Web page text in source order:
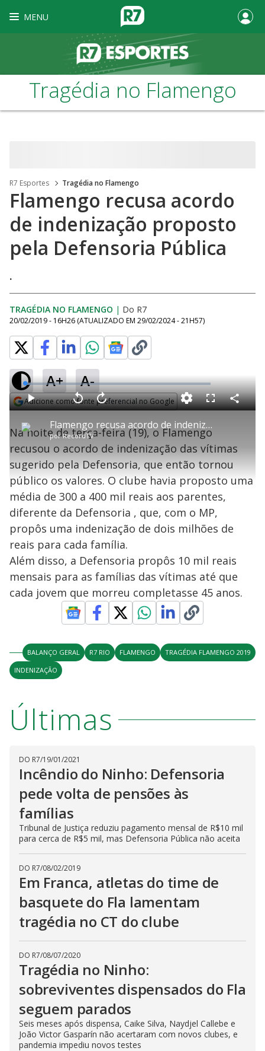
MENU
Tragédia no Flamengo
R7 Esportes Tragédia no Flamengo
Flamengo recusa acordo
de indenização proposto
pela Defensoria Pública
.
TRAGÉDIA NO FLAMENGO | Do R7
20/02/2019 - 16H26 (ATUALIZADO EM 29/02/2024 - 21H57)
A+ A-
Adicione como fonte preferencial no Google
P
l
a
y
V
i
d
e
o
Flamengo recusa acordo de indenização proposto pela Defensoria Pública
porRecordTV
P V
t
a
r
0
g
n
d
A
n
ç
s
e
u
n
d
o
M
u
d
o
L
o
a
d
e
3
.
2
5
%
F
l
s
c
r
e
n
C
o
i
l
Na noite de terça-feira (19), o Flamengo
recusou o acordo de indenização das vítimas
sugerido pela Defensoria, que então tornou
público os valores. O clube havia proposto uma
média de 300 a 400 mil reais aos parentes,
diferente da Defensoria , que, com o MP,
propôs uma indenização de dois milhões de
reais para cada família.
Além disso, a Defensoria propôs 10 mil reais
mensais para as famílias das vítimas até que
cada jovem que morreu completasse 45 anos.
BALANÇO GERAL R7 RIO FLAMENGO
TRAGÉDIA FLAMENGO 2019
INDENIZAÇÃO
Últimas
DO R7/19/01/2021
Incêndio do Ninho: Defensoria
pede volta de pensões às
famílias
Tribunal de Justiça reduziu pagamento mensal de R$10 mil
para cerca de R$5 mil, mas Defensoria Pública não aceita
DO R7/08/02/2019
Em Franca, atletas do time de
basquete do Fla lamentam
tragédia no CT do clube
DO R7/08/07/2020
Tragédia no Ninho:
sobreviventes dispensados do Fla
seguem parados
Seis meses após dispensa, Caike Silva, Naydjel Callebe e
João Victor Gasparín não acertaram com novos clubes, e
pandemia impediu novos testes